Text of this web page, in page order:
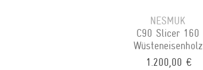
NESMUK
C90 Slicer 160
Wüsteneisenholz
1.200,00 €